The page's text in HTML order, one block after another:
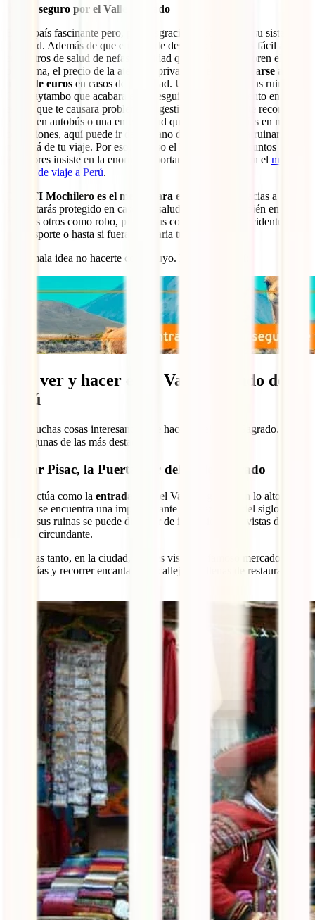
Viajar seguro por el Valle Sagrado
Es un país fascinante pero, por desgracia, no lo es tanto su sistema
de salud. Además de que en caso de desconocimiento es fácil acabar
en centros de salud de nefasta calidad que incluso empeoren el
problema, el precio de la atención privada
puede dispararse a
miles de euros en casos de gravedad. Un tropezón por las ruinas de
Ollantaytambo que acabara en un esguince, algún alimento en mal
estado que te causara problemas digestivos, un accidente recorriendo
el país en autobús o una enfermedad que en casa pasarías en mejores
condiciones, aquí puede ir de la mano de facturas que arruinarían
más allá de tu viaje. Por eso, incluso el Ministerio de Asuntos
Exteriores insiste en la enorme importancia de contar con el mejor
seguro de viaje a Perú.
El IATI Mochilero es el mejor para este destino
. Gracias a él no
solo estarás protegido en casos de salud, te cubrirá también en
muchos otros como robo, problemas con tu equipaje, incidentes con
tu transporte o hasta si fuera necesaria tu repatriación.
Sería mala idea no hacerte con el tuyo.
Qué ver y hacer en el Valle Sagrado de
Perú
Hay muchas cosas interesantes que hacer en el Valle Sagrado. Estas
son algunas de las más destacadas:
Visitar Pisac, la Puerta Sur del Valle Sagrado
Pisac actúa como la entrada sur
del Valle Sagrado. En lo alto del
pueblo se encuentra una impresionante fortaleza inca del siglo XV.
Desde sus ruinas se puede disfrutar de impresionantes vistas del
paisaje circundante.
Mientras tanto, en la ciudad, puedes visitar el famoso mercado de
artesanías y recorrer encantadoras callejuelas llenas de restaurantes y